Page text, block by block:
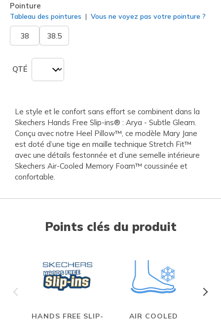
Pointure
Tableau des pointures Vous ne voyez pas votre pointure ?
38 38.5
QTÉ
Le style et le confort sans effort se combinent dans la
Skechers Hands Free Slip-ins® : Arya - Subtle Gleam.
Conçu avec notre Heel Pillow™, ce modèle Mary Jane
est doté d’une tige en maille technique Stretch Fit™
avec une détails festonnée et d’une semelle intérieure
Skechers Air-Cooled Memory Foam™ coussinée et
confortable.
Points clés du produit
HANDS FREE SLIP-
AIR COOLED